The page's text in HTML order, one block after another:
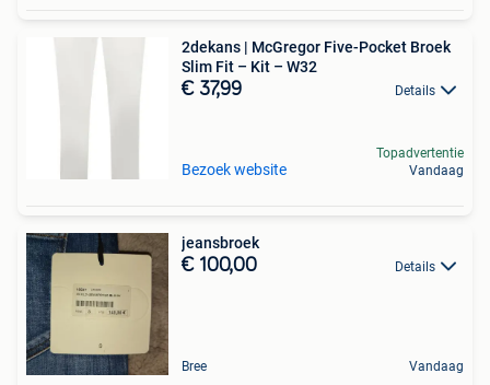
2dekans | McGregor Five-Pocket Broek
Slim Fit – Kit – W32
€ 37,99 Details
Bezoek website
Topadvertentie
Vandaag
jeansbroek
€ 100,00 Details
Bree Vandaag